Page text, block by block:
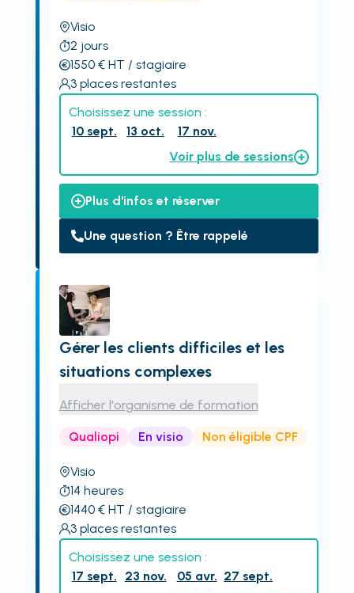
Visio
2 jours
1550€ HT / stagiaire
3 places restantes
Choisissez une session :
10 sept.
13 oct.
17 nov.
Voir plus de sessions
Plus d'infos et réserver
Une question ? Être rappelé
Gérer les clients difficiles et les
situations complexes
Afficher l'organisme de formation
Qualiopi En visio Non éligible CPF
Visio
14 heures
1440€ HT / stagiaire
3 places restantes
Choisissez une session :
17 sept.
23 nov. 05 avr. 27 sept.